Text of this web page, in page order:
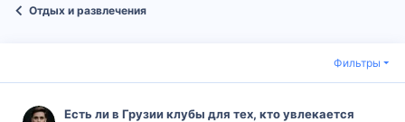
Отдых и развлечения
Фильтры
Есть ли в Грузии клубы для тех, кто увлекается